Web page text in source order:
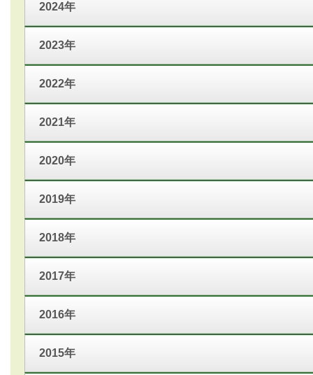
2024年
2023年
2022年
2021年
2020年
2019年
2018年
2017年
2016年
2015年